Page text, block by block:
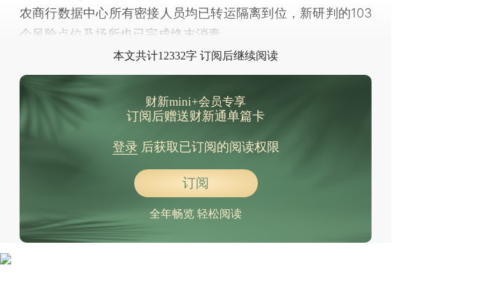
农商行数据中心所有密接人员均已转运隔离到位，新研判的103
个风险点位及场所也已完成终末消毒。
本文共计12332字 订阅后继续阅读
财新mini+会员专享
订阅后赠送财新通单篇卡
登录后获取已订阅的阅读权限
订阅
全年畅览 轻松阅读